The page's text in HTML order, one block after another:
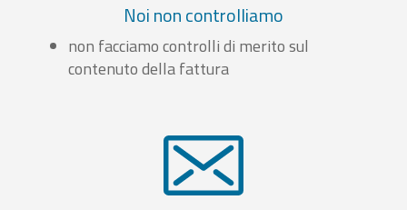
Noi non controlliamo
non facciamo controlli di merito sul
contenuto della fattura